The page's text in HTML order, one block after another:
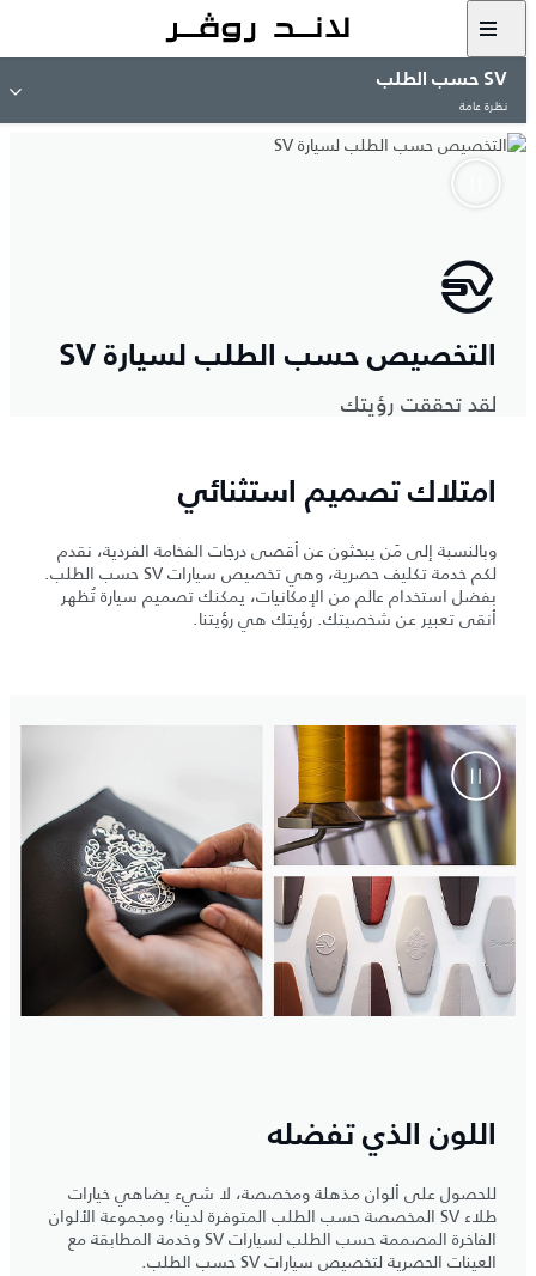
SV حسب الطلب
نظرة عامة
التخصيص حسب الطلب لسيارة SV
لقد تحققت رؤيتك
امتلاك تصميم استثنائي
وبالنسبة إلى مَن يبحثون عن أقصى درجات الفخامة الفردية، نقدم
لكم خدمة تكليف حصرية، وهي تخصيص سيارات SV حسب الطلب.
بفضل استخدام عالم من الإمكانيات، يمكنك تصميم سيارة تُظهر
أنقى تعبير عن شخصيتك. رؤيتك هي رؤيتنا.
اللون الذي تفضله
للحصول على ألوان مذهلة ومخصصة، لا شيء يضاهي خيارات
طلاء SV المخصصة حسب الطلب المتوفرة لدينا؛ ومجموعة الألوان
الفاخرة المصممة حسب الطلب لسيارات SV وخدمة المطابقة مع
العينات الحصرية لتخصيص سيارات SV حسب الطلب.